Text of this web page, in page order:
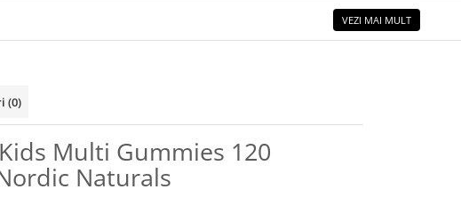
VEZI MAI MULT
(0)
Multi Gummies 120
Naturals